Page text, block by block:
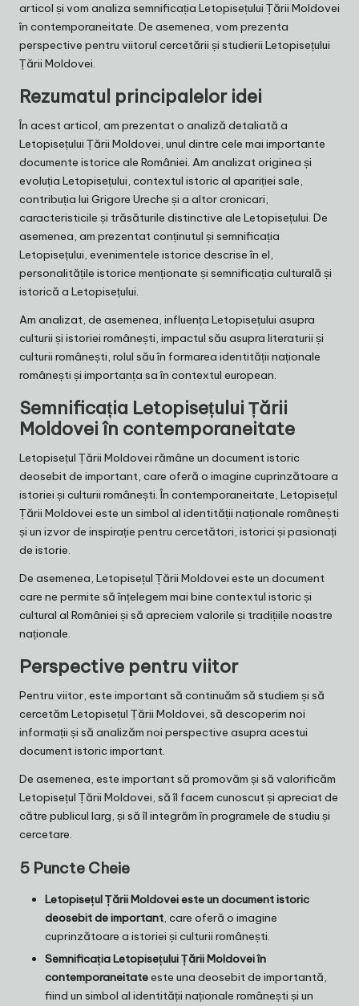
articol și vom analiza semnificația Letopisețului Țării Moldovei
în contemporaneitate. De asemenea, vom prezenta
perspective pentru viitorul cercetării și studierii Letopisețului
Țării Moldovei.
Rezumatul principalelor idei
În acest articol, am prezentat o analiză detaliată a
Letopisețului Țării Moldovei, unul dintre cele mai importante
documente istorice ale României. Am analizat originea și
evoluția Letopisețului, contextul istoric al apariției sale,
contribuția lui Grigore Ureche și a altor cronicari,
caracteristicile și trăsăturile distinctive ale Letopisețului. De
asemenea, am prezentat conținutul și semnificația
Letopisețului, evenimentele istorice descrise în el,
personalitățile istorice menționate și semnificația culturală și
istorică a Letopisețului.
Am analizat, de asemenea, influența Letopisețului asupra
culturii și istoriei românești, impactul său asupra literaturii și
culturii românești, rolul său în formarea identității naționale
românești și importanța sa în contextul european.
Semnificația Letopisețului Țării
Moldovei în contemporaneitate
Letopisețul Țării Moldovei rămâne un document istoric
deosebit de important, care oferă o imagine cuprinzătoare a
istoriei și culturii românești. În contemporaneitate, Letopisețul
Țării Moldovei este un simbol al identității naționale românești
și un izvor de inspirație pentru cercetători, istorici și pasionați
de istorie.
De asemenea, Letopisețul Țării Moldovei este un document
care ne permite să înțelegem mai bine contextul istoric și
cultural al României și să apreciem valorile și tradițiile noastre
naționale.
Perspective pentru viitor
Pentru viitor, este important să continuăm să studiem și să
cercetăm Letopisețul Țării Moldovei, să descoperim noi
informații și să analizăm noi perspective asupra acestui
document istoric important.
De asemenea, este important să promovăm și să valorificăm
Letopisețul Țării Moldovei, să îl facem cunoscut și apreciat de
către publicul larg, și să îl integrăm în programele de studiu și
cercetare.
5 Puncte Cheie
Letopisețul Țării Moldovei este un document istoric
deosebit de important, care oferă o imagine
cuprinzătoare a istoriei și culturii românești.
Semnificația Letopisețului Țării Moldovei în
contemporaneitateeste una deosebit de importantă,
fiind un simbol al identității naționale românești și un